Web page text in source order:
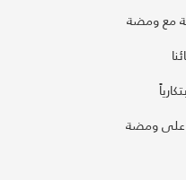
مع ومضة
ومضة